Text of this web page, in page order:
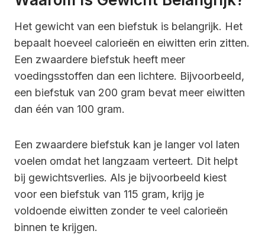
Het gewicht van een biefstuk is belangrijk. Het
bepaalt hoeveel calorieën en eiwitten erin zitten.
Een zwaardere biefstuk heeft meer
voedingsstoffen dan een lichtere. Bijvoorbeeld,
een biefstuk van 200 gram bevat meer eiwitten
dan één van 100 gram.
Een zwaardere biefstuk kan je langer vol laten
voelen omdat het langzaam verteert. Dit helpt
bij gewichtsverlies. Als je bijvoorbeeld kiest
voor een biefstuk van 115 gram, krijg je
voldoende eiwitten zonder te veel calorieën
binnen te krijgen.